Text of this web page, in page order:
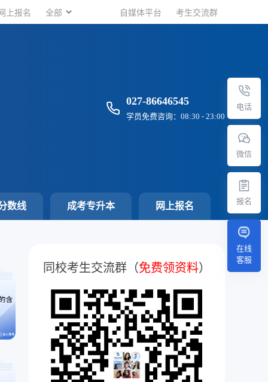
上报名 全部 自媒体平台 考生交流群
027-86646545
学员免费咨询：08:30 - 23:00
数线 成考专升本 网上报名
电话
微信
报名
在线
客服
同校考生交流群（免费领资料）
上报名 全部 自媒体平台 考生交流群